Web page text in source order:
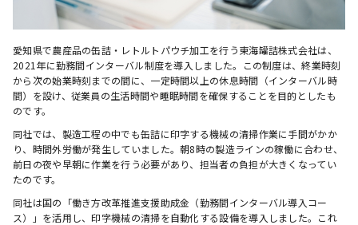
愛知県で農産品の缶詰・レトルトパウチ加工を行う東海罐詰株式会社は、
2021年に勤務間インターバル制度を導入しました。この制度は、終業時刻
から次の始業時刻までの間に、一定時間以上の休息時間（インターバル時
間）を設け、従業員の生活時間や睡眠時間を確保することを目的としたも
のです。
同社では、製造工程の中でも缶詰に印字する機械の清掃作業に手間がかか
り、時間外労働が発生していました。朝8時の製造ラインの稼働に合わせ、
前日の夜や早朝に作業を行う必要があり、担当者の負担が大きくなってい
たのです。
同社は国の「働き方改革推進支援助成金（勤務間インターバル導入コー
ス）」を活用し、印字機械の清掃を自動化する設備を導入しました。これ